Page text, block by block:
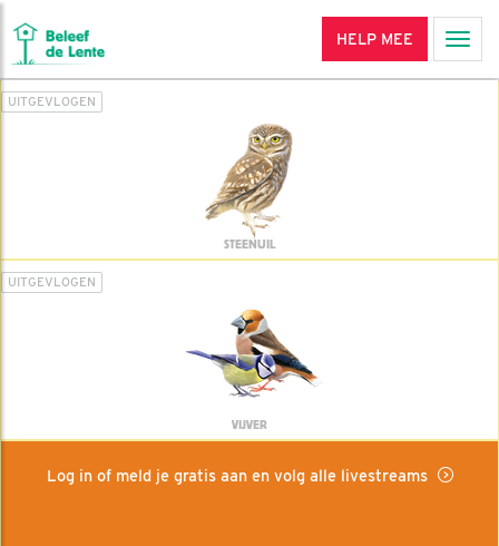
HELP MEE
UITGEVLOGEN
STEENUIL
UITGEVLOGEN
VIJVER
Log in of meld je gratis aan en volg alle livestreams